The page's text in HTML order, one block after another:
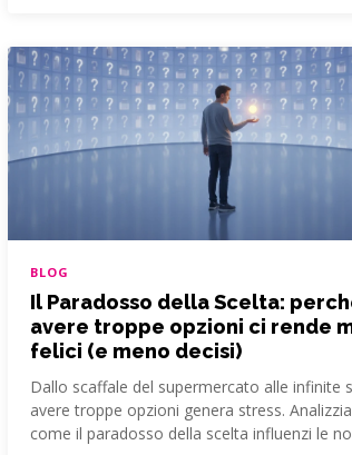
BLOG
Il Paradosso della Scelta:
avere troppe opzioni ci rende
felici (e meno decisi)
Dallo scaffale del supermercato alle infinite
avere troppe opzioni genera stress.
come il paradosso della scelta influenzi le